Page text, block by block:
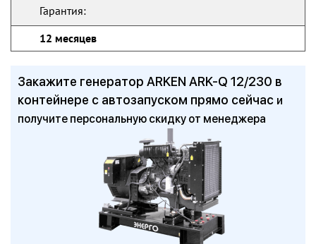
Гарантия:
12 месяцев
Закажите генератор ARKEN ARK-Q 12/230 в
контейнере с автозапуском прямо сейчас и
получите персональную скидку от менеджера